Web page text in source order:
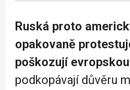
Ruská proto
opakovaně
poškozují
podkopávají důvěru